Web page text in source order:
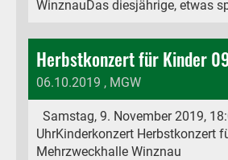
WinznauDas diesjährige, etwas
Herbstkonzert für Kinder
06.10.2019 , MGW
Samstag, 9. November 2019,
UhrKinderkonzert Herbstkonzert
Mehrzweckhalle Winznau